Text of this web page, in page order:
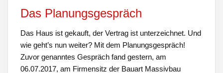
Das Planungsgespräch
Das Haus ist gekauft, der Vertrag ist unterzeichnet. Und
wie geht’s nun weiter? Mit dem Planungsgespräch!
Zuvor genanntes Gespräch fand gestern, am
06.07.2017, am Firmensitz der Bauart Massivbau